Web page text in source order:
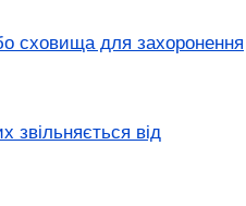
сховища для захоронення
звільняється від